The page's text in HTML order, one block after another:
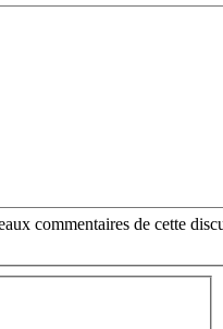
commentaires de cette